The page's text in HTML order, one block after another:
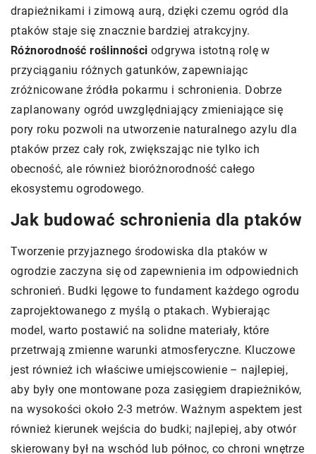
drapieżnikami i zimową aurą, dzięki czemu ogród dla
ptaków staje się znacznie bardziej atrakcyjny.
Różnorodność roślinności odgrywa istotną rolę w
przyciąganiu różnych gatunków, zapewniając
zróżnicowane źródła pokarmu i schronienia. Dobrze
zaplanowany ogród uwzględniający zmieniające się
pory roku pozwoli na utworzenie naturalnego azylu dla
ptaków przez cały rok, zwiększając nie tylko ich
obecność, ale również bioróżnorodność całego
ekosystemu ogrodowego.
Jak budować schronienia dla ptaków
Tworzenie przyjaznego środowiska dla ptaków w
ogrodzie zaczyna się od zapewnienia im odpowiednich
schronień. Budki lęgowe to fundament każdego ogrodu
zaprojektowanego z myślą o ptakach. Wybierając
model, warto postawić na solidne materiały, które
przetrwają zmienne warunki atmosferyczne. Kluczowe
jest również ich właściwe umiejscowienie – najlepiej,
aby były one montowane poza zasięgiem drapieżników,
na wysokości około 2-3 metrów. Ważnym aspektem jest
również kierunek wejścia do budki; najlepiej, aby otwór
skierowany był na wschód lub północ, co chroni wnętrze